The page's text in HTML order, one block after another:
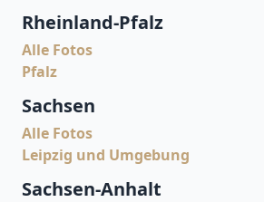
Rheinland-Pfalz
Alle Fotos
Pfalz
Sachsen
Alle Fotos
Leipzig und Umgebung
Sachsen-Anhalt